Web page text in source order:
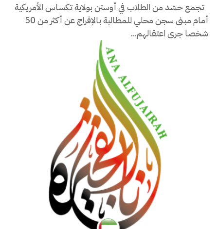
تجمع حشد من الطلاب في أوستن بولاية تكساس الأمريكية
أمام مبنى سجن محلي للمطالبة بالإفراج عن أكثر من 50
شخصا جرى اعتقالهم...